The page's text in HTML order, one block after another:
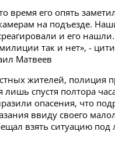
время его опять
на подъезде.
и его
так и нет», -
Матвеев
жителей, полиция
лишь спустя полтора
опасения, что
ввиду своего
взять ситуацию